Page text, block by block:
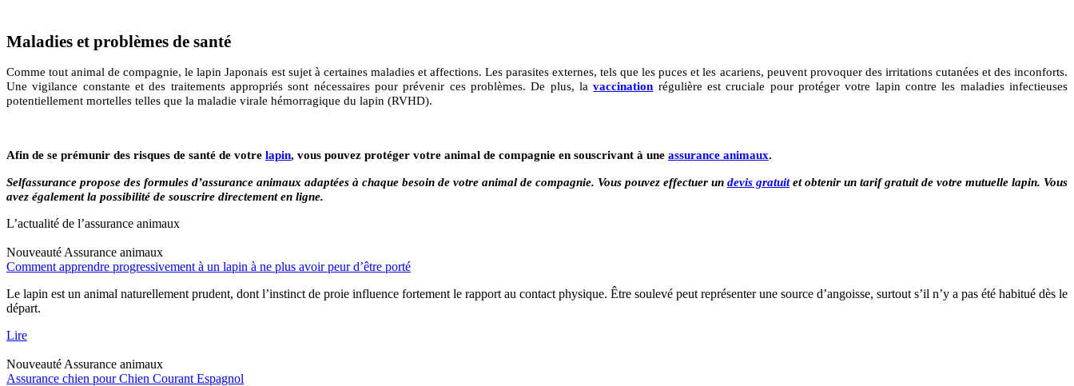
Maladies et problèmes de santé
Comme tout animal de compagnie, le lapin Japonais est sujet à certaines maladies et affections. Les parasites externes, tels que les puces et les acariens, peuvent provoquer des irritations cutanées et des inconforts.
Une vigilance constante et des traitements appropriés sont nécessaires pour prévenir ces problèmes. De plus, lavaccination régulière est cruciale pour protéger votre lapin contre les maladies infectieuses
potentiellement mortelles telles que la maladie virale hémorragique du lapin (RVHD).
Afin de se prémunir des risques de santé de votre lapin, vous pouvez protéger votre animal de compagnie en souscrivant à une assurance animaux.
Selfassurance propose des formules d’assurance animaux adaptées à chaque besoin de votre animal de compagnie. Vous pouvez effectuer un devis gratuitet obtenir un tarif gratuit de votre mutuelle lapin. Vous
avez également la possibilité de souscrire directement en ligne.
L’actualité de l’assurance animaux
Nouveauté Assurance animaux
Comment apprendre progressivement à un lapin à ne plus avoir peur d’être porté
Le lapin est un animal naturellement prudent, dont l’instinct de proie influence fortement le rapport au contact physique. Être soulevé peut représenter une source d’angoisse, surtout s’il n’y a pas été habitué dès le
départ.
Lire
Nouveauté Assurance animaux
Assurance chien pour Chien Courant Espagnol